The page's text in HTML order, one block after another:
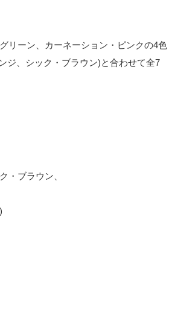
リーン、カーネーション・ピンクの4色
ジ、シック・ブラウン)と合わせて全7
・ブラウン、